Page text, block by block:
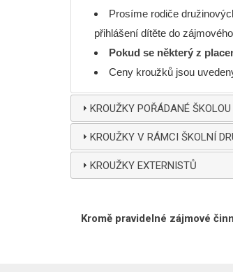
Prosíme rodiče
přihlášení dítěte do
Pokud se některý z
Ceny kroužků jsou
KROUŽKY POŘÁDANÉ
KROUŽKY V RÁMCI ŠKOLNÍ
KROUŽKY EXTERNISTŮ
Kromě pravidelné zájmové